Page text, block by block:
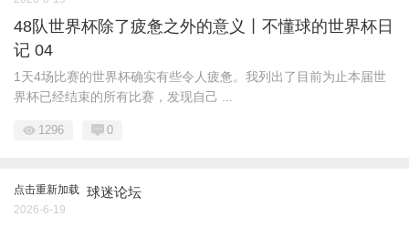
48队世界杯除了疲惫之外的意义丨不懂球的世界杯日
记 04
1天4场比赛的世界杯确实有些令人疲惫。我列出了目前为止本届世
界杯已经结束的所有比赛，发现自己 ...
1296 0
点击重新加载 球迷论坛
2026-6-19